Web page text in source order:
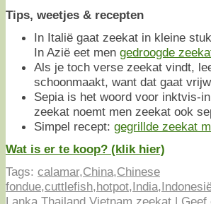
Tips, weetjes & recepten
In Italië gaat zeekat in kleine
In Azië eet men gedroogde
Als je toch verse zeekat vindt,
schoonmaakt, want dat gaat
Sepia is het woord voor inktvis-
zeekat noemt men zeekat ook
Simpel recept: gegrillde zeekat
Wat is er te koop? (klik hier)
Tags: calamar,China,Chinese
fondue,cuttlefish,hotpot,India,
Lanka,Thailand,Vietnam,zeekat | Geef